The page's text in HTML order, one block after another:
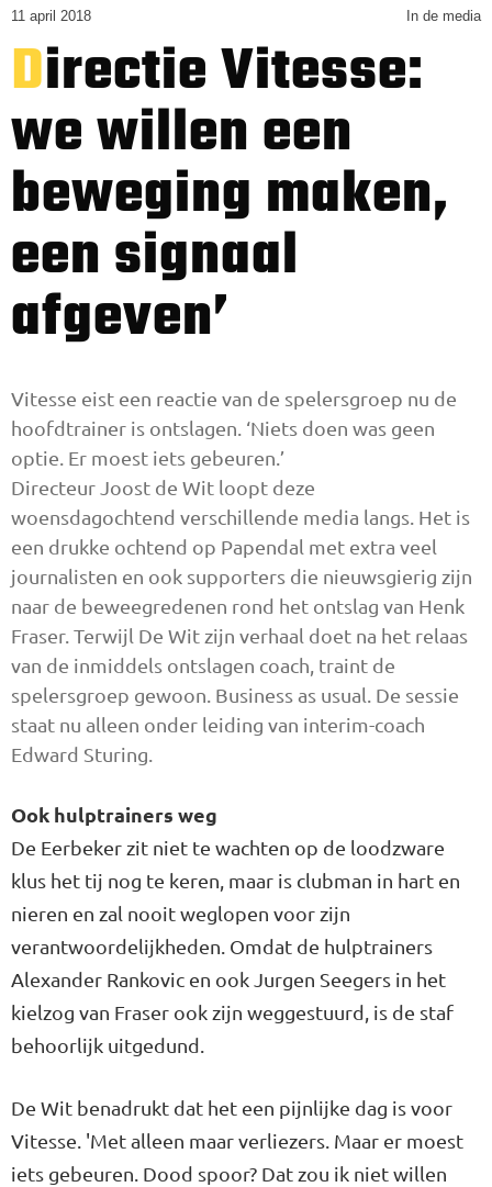
11 april 2018 In de media
Directie Vitesse:
we willen een
beweging maken,
een signaal
afgeven’
Vitesse eist een reactie van de spelersgroep nu de
hoofdtrainer is ontslagen. ‘Niets doen was geen
optie. Er moest iets gebeuren.’
Directeur Joost de Wit loopt deze
woensdagochtend verschillende media langs. Het is
een drukke ochtend op Papendal met extra veel
journalisten en ook supporters die nieuwsgierig zijn
naar de beweegredenen rond het ontslag van Henk
Fraser. Terwijl De Wit zijn verhaal doet na het relaas
van de inmiddels ontslagen coach, traint de
spelersgroep gewoon. Business as usual. De sessie
staat nu alleen onder leiding van interim-coach
Edward Sturing.
Ook hulptrainers weg
De Eerbeker zit niet te wachten op de loodzware
klus het tij nog te keren, maar is clubman in hart en
nieren en zal nooit weglopen voor zijn
verantwoordelijkheden. Omdat de hulptrainers
Alexander Rankovic en ook Jurgen Seegers in het
kielzog van Fraser ook zijn weggestuurd, is de staf
behoorlijk uitgedund.
De Wit benadrukt dat het een pijnlijke dag is voor
Vitesse. 'Met alleen maar verliezers. Maar er moest
iets gebeuren. Dood spoor? Dat zou ik niet willen